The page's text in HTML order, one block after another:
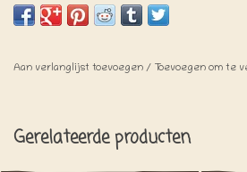
Aan verlanglijst toevoegen / Toevoegen om te
Gerelateerde producten